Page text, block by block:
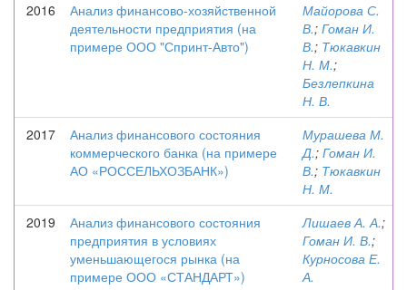
2016
Анализ финансово-хозяйственной
деятельности предприятия (на
примере ООО "Спринт-Авто")
Майорова С.
В.; Гоман И.
В.; Тюкавкин
Н. М.;
Безлепкина
Н. В.
2017
Анализ финансового состояния
коммерческого банка (на примере
АО «РОССЕЛЬХОЗБАНК»)
Мурашева М.
Д.; Гоман И.
В.; Тюкавкин
Н. М.
2019
Анализ финансового состояния
предприятия в условиях
уменьшающегося рынка (на
примере ООО «СТАНДАРТ»)
Лишаев А. А.;
Гоман И. В.;
Курносова Е.
А.